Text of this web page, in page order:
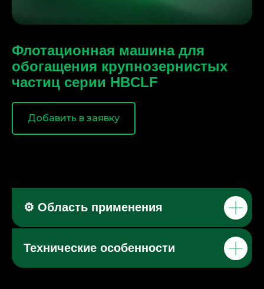
Флотационная машина для
обогащения крупнозернистых
частиц серии HBCLF
Добавить в заявку
⚙️ Область применения
Технические особенности